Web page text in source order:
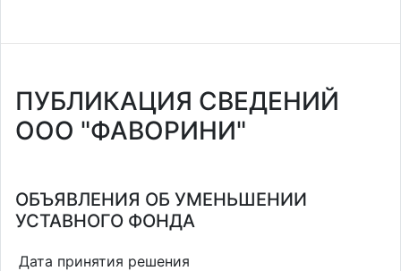
ПУБЛИКАЦИЯ СВЕДЕНИЙ
ООО "ФАВОРИНИ"
ОБЪЯВЛЕНИЯ ОБ УМЕНЬШЕНИИ
УСТАВНОГО ФОНДА
Дата принятия решения